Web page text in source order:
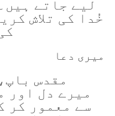
لیے جاتے
خُدا کی تلاش
میری دعا
مقدس
میرے دل اور
سے معمور کر